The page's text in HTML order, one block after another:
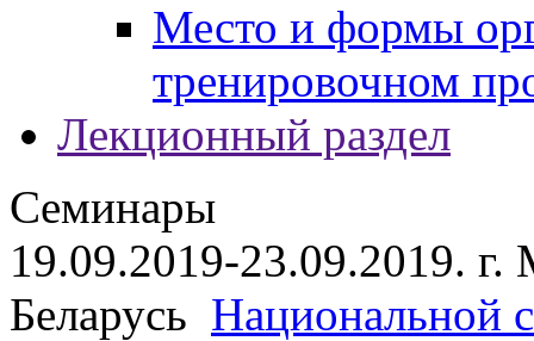
Место и формы
тренировочном
Лекционный раздел
Семинары
19.09.2019-23.09.2019. г.
Беларусь Национальной